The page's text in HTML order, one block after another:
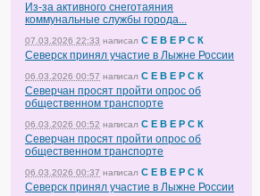
Из-за активного снеготаяния
коммунальные службы города...
07.03.2026 22:33 написал С Е В Е Р С К
Северск принял участие в Лыжне России
06.03.2026 00:57 написал С Е В Е Р С К
Северчан просят пройти опрос об
общественном транспорте
06.03.2026 00:52 написал С Е В Е Р С К
Северчан просят пройти опрос об
общественном транспорте
06.03.2026 00:37 написал С Е В Е Р С К
Северск принял участие в Лыжне России